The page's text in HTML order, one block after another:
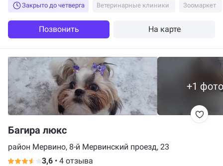
Закрыто до четверга Ветеринарные клиники Зоомаркет
Позвонить На карте
+1 фото
Багира люкс
район Мервино, 8-й Мервинский проезд, 23
3,6 • 4 отзыва